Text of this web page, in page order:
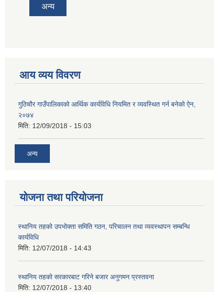
अन्य
आय व्यय विवरण
गुठिचौर गाउँपालिकाको आर्थिक कार्यविधि नियमित र व्यवस्थित गर्न बनेको ऐन,
२०७४
मिति: 12/09/2018 - 15:03
अन्य
योजना तथा परियोजना
स्थानिय तहको उपभोक्ता समिति गठन, परिचालन तथा व्यवस्थापन सम्बन्धि
कार्यविधि
मिति: 12/07/2018 - 14:43
स्थानिय तहको सरकारबाट गरिने बजार अनुगमन प्रस्तवना
मिति: 12/07/2018 - 13:40